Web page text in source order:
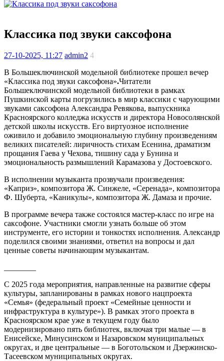
Классика под звуки саксофона
27-10-2025, 11:27 admin2 4
В Большеключинской модельной библиотеке прошел вечер
«Классика под звуки саксофона».Читатели
Большеключинской модельной библиотеки в рамках
Пушкинской карты погрузились в мир классики с чарующими
звуками саксофона Александра Ревякова, выпускника
Красноярского колледжа искусств и директора Новосолянской
детской школы искусств. Его виртуозное исполнение
оживило и добавило эмоциональную глубину произведениям
великих писателей: лиричность стихам Есенина, драматизм
прощания Гаева у Чехова, тишину сада у Бунина и
эмоциональность размышлений Карамазова у Достоевского.
В исполнении музыканта прозвучали произведения:
«Каприз», композитора Ж. Синжеле, «Серенада», композитора
Ф. Шуберта, «Каникулы», композитора Ж. Дамаза и прочие.
В программе вечера также состоялся мастер-класс по игре на
саксофоне. Участники смогли узнать больше об этом
инструменте, его истории и тонкостях исполнения. Александр
поделился своими знаниями, ответил на вопросы и дал
ценные советы начинающим музыкантам.
С 2025 года мероприятия, направленные на развитие сферы
культуры, запланированы в рамках нового нацпроекта
«Семья» (федеральный проект «Семейные ценности и
инфраструктура в культуре»). В рамках этого проекта в
Красноярском крае уже в текущем году было
модернизировано пять библиотек, включая три малые — в
Енисейске, Минусинском и Назаровском муниципальных
округах, и две центральные — в Боготольском и Дзержинско-
Тасеевском муниципальных округах.